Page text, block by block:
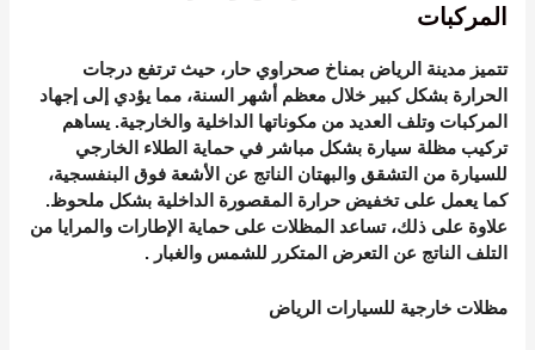
المركبات
تتميز مدينة الرياض بمناخ صحراوي حار، حيث ترتفع درجات
الحرارة بشكل كبير خلال معظم أشهر السنة، مما يؤدي إلى إجهاد
المركبات وتلف العديد من مكوناتها الداخلية والخارجية. يساهم
تركيب مظلة سيارة بشكل مباشر في حماية الطلاء الخارجي
للسيارة من التشقق والبهتان الناتج عن الأشعة فوق البنفسجية،
كما يعمل على تخفيض حرارة المقصورة الداخلية بشكل ملحوظ.
علاوة على ذلك، تساعد المظلات على حماية الإطارات والمرايا من
التلف الناتج عن التعرض المتكرر للشمس والغبار.
مظلات خارجية للسيارات الرياض